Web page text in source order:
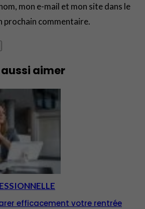
mon e-mail et mon site dans le
prochain commentaire.
aimer
efficacement votre rentrée